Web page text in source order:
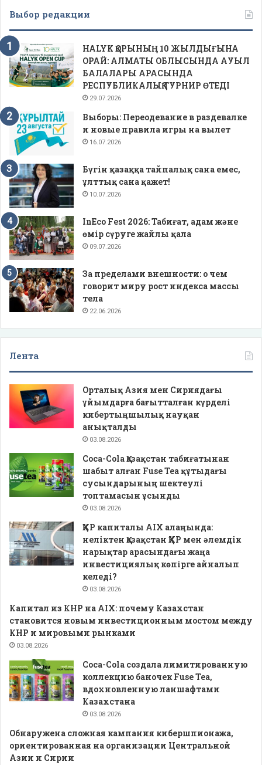
Выбор редакции
HALYK ҚОРЫНЫҢ 10 ЖЫЛДЫҒЫНА
ОРАЙ: АЛМАТЫ ОБЛЫСЫНДА АУЫЛ
БАЛАЛАРЫ АРАСЫНДА
РЕСПУБЛИКАЛЫҚ ТУРНИР ӨТЕДІ
29.07.2026
Выборы: Переодевание в раздевалке
и новые правила игры на вылет
16.07.2026
Бүгін қазаққа тайпалық сана емес,
ұлттық сана қажет!
10.07.2026
InEco Fest 2026: Табиғат, адам және
өмір сүруге жайлы қала
09.07.2026
За пределами внешности: о чем
говорит миру рост индекса массы
тела
22.06.2026
Лента
Орталық Азия мен Сириядағы
ұйымдарға бағытталған күрделі
кибертыңшылық науқан
анықталды
03.08.2026
Coca-Cola Қазақстан табиғатынан
шабыт алған Fuse Tea құтыдағы
сусындарының шектеулі
топтамасын ұсынды
03.08.2026
ҚХР капиталы AIX алаңында:
неліктен Қазақстан ҚХР мен әлемдік
нарықтар арасындағы жаңа
инвестициялық көпірге айналып
келеді?
03.08.2026
Капитал из КНР на AIX: почему Казахстан
становится новым инвестиционным мостом между
КНР и мировыми рынками
03.08.2026
Coca-Cola создала лимитированную
коллекцию баночек Fuse Tea,
вдохновленную ланшафтами
Казахстана
03.08.2026
Обнаружена сложная кампания кибершпионажа,
ориентированная на организации Центральной
Азии и Сирии